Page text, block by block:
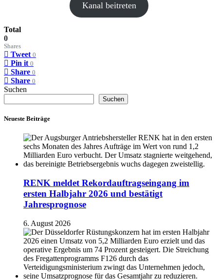
Kanal beitreten
Total
0
Shares
Tweet 0
Pin it 0
Share 0
Share 0
Suchen
Suchen
Neueste Beiträge
RENK meldet Rekordauftragseingang im
ersten Halbjahr 2026 und bestätigt
Jahresprognose
6. August 2026